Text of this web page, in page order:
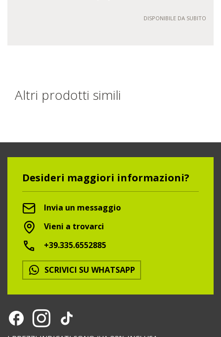
DISPONIBILE DA SUBITO
Altri prodotti simili
Desideri maggiori informazioni?
Invia un messaggio
Vieni a trovarci
+39.335.6552885
SCRIVICI SU WHATSAPP